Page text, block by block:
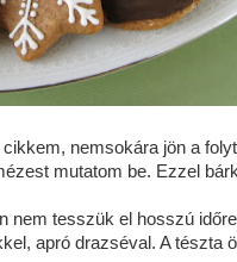
nemsokára jön a
mutatom be. Ezzel
nem tesszük el hosszú
apró drazséval. A tészta